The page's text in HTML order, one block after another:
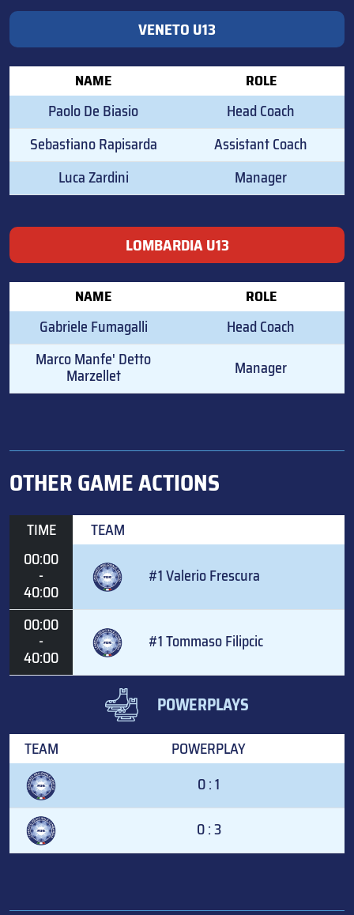
VENETO U13
NAME ROLE
Paolo De Biasio
Head Coach
Sebastiano Rapisarda
Assistant Coach
Luca Zardini
Manager
LOMBARDIA U13
NAME ROLE
Gabriele Fumagalli
Head Coach
Marco Manfe' Detto
Marzellet Manager
OTHER GAME ACTIONS
TIME
TEAM
00:00
-
40:00
#1 Valerio Frescura
00:00
-
40:00
#1 Tommaso Filipcic
POWERPLAYS
TEAM
POWERPLAY
0 : 1
0 : 3